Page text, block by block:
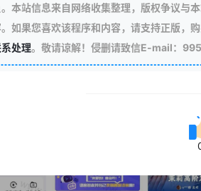
本站信息来自网络收集整理，版权争议与
如果您喜欢该程序和内容，请支持正版，
处理。敬请谅解！侵删请致信E-mail：